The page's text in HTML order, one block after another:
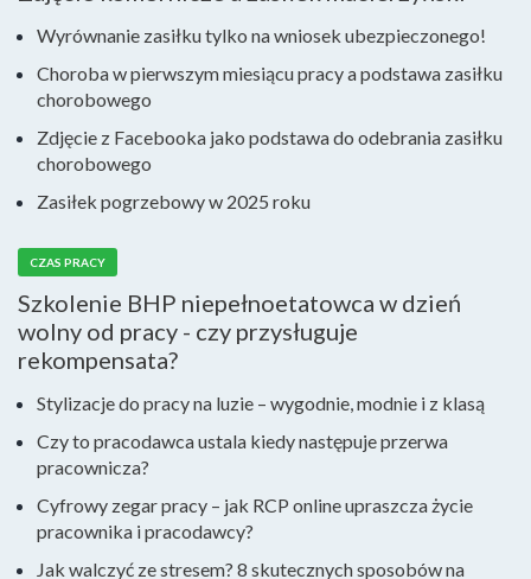
Wyrównanie zasiłku tylko na wniosek ubezpieczonego!
Choroba w pierwszym miesiącu pracy a podstawa zasiłku
chorobowego
Zdjęcie z Facebooka jako podstawa do odebrania zasiłku
chorobowego
Zasiłek pogrzebowy w 2025 roku
CZAS PRACY
Szkolenie BHP niepełnoetatowca w dzień
wolny od pracy - czy przysługuje
rekompensata?
Stylizacje do pracy na luzie – wygodnie, modnie i z klasą
Czy to pracodawca ustala kiedy następuje przerwa
pracownicza?
Cyfrowy zegar pracy – jak RCP online upraszcza życie
pracownika i pracodawcy?
Jak walczyć ze stresem? 8 skutecznych sposobów na